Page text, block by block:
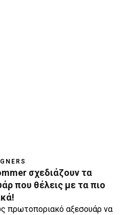
σχεδιάζουν τα
που θέλεις με τα πιο
πρωτοποριακό αξεσουάρ να